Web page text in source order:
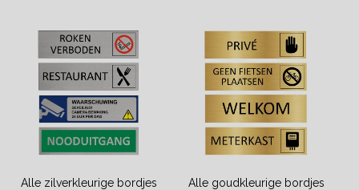
Alle zilverkleurige bordjes
Alle goudkleurige bordjes